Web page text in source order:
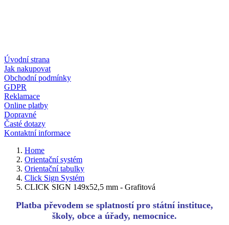
Úvodní strana
Jak nakupovat
Obchodní podmínky
GDPR
Reklamace
Online platby
Dopravné
Časté dotazy
Kontaktní informace
Home
Orientační systém
Orientační tabulky
Click Sign Systém
CLICK SIGN 149x52,5 mm - Grafitová
Platba převodem se splatností pro státní instituce,
školy, obce a úřady, nemocnice.